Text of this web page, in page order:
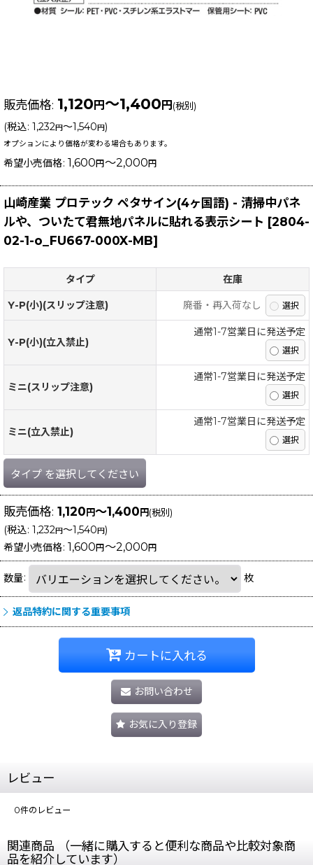
販売価格: 1,120円～1,400円(税別)
(税込: 1,232円～1,540円)
オプションにより価格が変わる場合もあります。
希望小売価格: 1,600 円 ～2,000 円
山崎産業 プロテック ペタサイン(4ヶ国語) - 清掃中パネ
ルや、ついたて君無地パネルに貼れる表示シート [2804-
02-1-o_FU667-000X-MB]
タイプ 在庫
Y-P(小)(スリップ注意) 廃番・再入荷なし
Y-P(小)(立入禁止)
通常1-7営業日に発送予定
ミニ(スリップ注意)
通常1-7営業日に発送予定
ミニ(立入禁止)
通常1-7営業日に発送予定
タイプ を選択してください
販売価格: 1,120円～1,400円(税別)
(税込: 1,232円～1,540円)
希望小売価格: 1,600 円 ～2,000 円
数量: 枚
返品特約に関する重要事項
カートに入れる
お問い合わせ
お気に入り登録
レビュー
0件のレビュー
関連商品 （一緒に購入すると便利な商品や比較対象商
品を紹介しています）